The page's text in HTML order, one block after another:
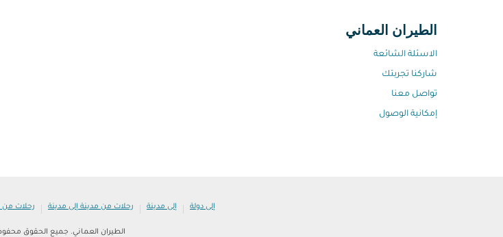
الطيران العماني
الاسئلة الشائعة
شاركنا تجربتك
تواصل معنا
إمكانية الوصول
إلى دولة | إلى مدينة | رحلات من مدينة إلى مدينة | رحلات من
الطيران العماني. جميع الحقوق